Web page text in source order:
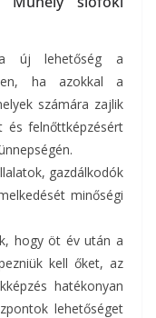
új lehetőség a
ha azokkal a
számára zajlik
és felnőttképzésért
gazdálkodók
minőségi
hogy öt év után a
kell őket, az
hatékonyan
lehetőséget